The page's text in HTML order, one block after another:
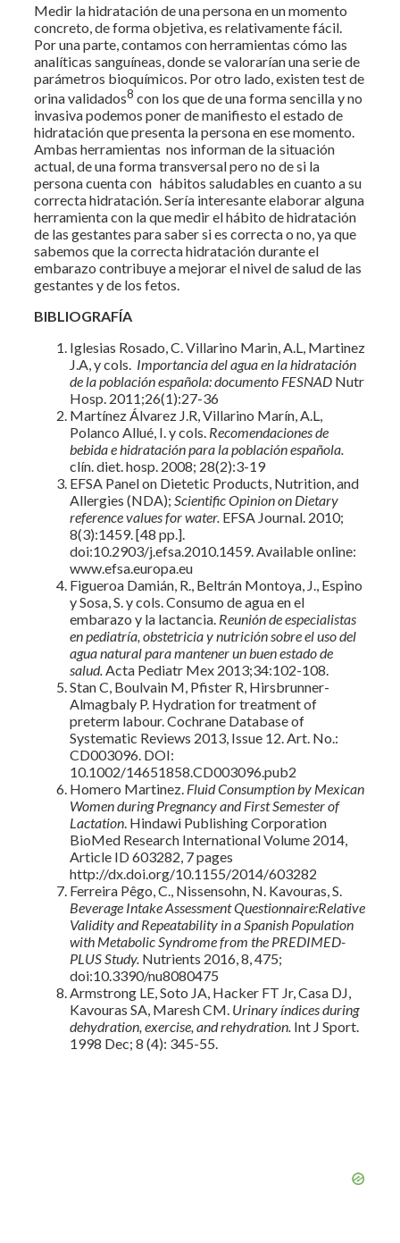
Medir la hidratación de una persona en un momento
concreto, de forma objetiva, es relativamente fácil.
Por una parte, contamos con herramientas cómo las
analíticas sanguíneas, donde se valorarían una serie de
parámetros bioquímicos. Por otro lado, existen test de
orina validados8 con los que de una forma sencilla y no
invasiva podemos poner de manifiesto el estado de
hidratación que presenta la persona en ese momento.
Ambas herramientas nos informan de la situación
actual, de una forma transversal pero no de si la
persona cuenta con hábitos saludables en cuanto a su
correcta hidratación. Sería interesante elaborar alguna
herramienta con la que medir el hábito de hidratación
de las gestantes para saber si es correcta o no, ya que
sabemos que la correcta hidratación durante el
embarazo contribuye a mejorar el nivel de salud de las
gestantes y de los fetos.
BIBLIOGRAFÍA
Iglesias Rosado, C. Villarino Marin, A.L, Martinez
J.A, y cols. Importancia del agua en la hidratación
de la población española: documento FESNAD Nutr
Hosp. 2011;26(1):27-36
Martínez Álvarez J.R, Villarino Marín, A.L,
Polanco Allué, I. y cols. Recomendaciones de
bebida e hidratación para la población española.
clín. diet. hosp. 2008; 28(2):3-19
EFSA Panel on Dietetic Products, Nutrition, and
Allergies (NDA); Scientific Opinion on Dietary
reference values for water. EFSA Journal. 2010;
8(3):1459. [48 pp.].
doi:10.2903/j.efsa.2010.1459. Available online:
www.efsa.europa.eu
Figueroa Damián, R., Beltrán Montoya, J., Espino
y Sosa, S. y cols. Consumo de agua en el
embarazo y la lactancia. Reunión de especialistas
en pediatría, obstetricia y nutrición sobre el uso del
agua natural para mantener un buen estado de
salud.Acta Pediatr Mex 2013;34:102-108.
Stan C, Boulvain M, Pfister R, Hirsbrunner-
Almagbaly P. Hydration for treatment of
preterm labour. Cochrane Database of
Systematic Reviews 2013, Issue 12. Art. No.:
CD003096. DOI:
10.1002/14651858.CD003096.pub2
Homero Martinez. Fluid Consumption by Mexican
Women during Pregnancy and First Semester of
Lactation. Hindawi Publishing Corporation
BioMed Research International Volume 2014,
Article ID 603282, 7 pages
http://dx.doi.org/10.1155/2014/603282
Ferreira Pêgo, C., Nissensohn, N. Kavouras, S.
Beverage Intake Assessment Questionnaire:Relative
Validity and Repeatability in a Spanish Population
with Metabolic Syndrome from the PREDIMED-
PLUS Study. Nutrients 2016, 8, 475;
doi:10.3390/nu8080475
Armstrong LE, Soto JA, Hacker FT Jr, Casa DJ,
Kavouras SA, Maresh CM. Urinary índices during
dehydration, exercise, and rehydration. Int J Sport.
1998 Dec; 8 (4): 345-55.